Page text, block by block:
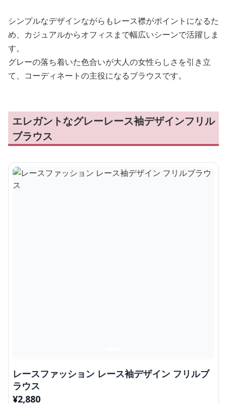
シンプルなデザインながらもレース襟がポイントになるた
め、カジュアルからオフィスまで幅広いシーンで活躍しま
す。
グレーの落ち着いた色合いが大人の女性らしさを引き立
て、コーディネートの主役になるブラウスです。
エレガントなグレーレース袖デザインフリル
ブラウス
レースファッション レース袖デザイン フリルブ
ラウス
¥2,880